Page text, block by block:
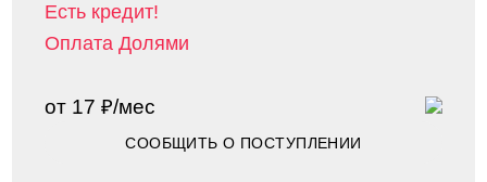
Есть кредит!
Оплата Долями
от 17 ₽/мес
СООБЩИТЬ О ПОСТУПЛЕНИИ